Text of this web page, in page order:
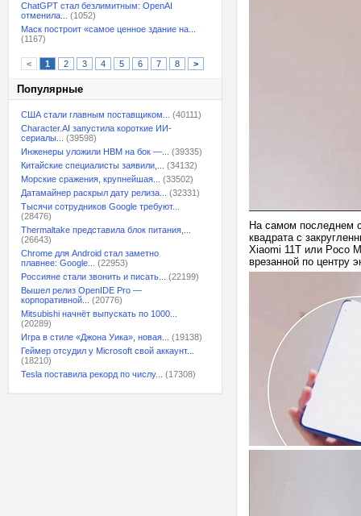
ChatGPT стал безлимитным: OpenAI
отменила...
(1052)
Маск построит «самое ценное здание на...
(1167)
< 1 2 3 4 5 6 7 8 >
Популярные
США стали главным поставщиком...
(40111)
Character.AI запустила короткие ИИ-
сериалы...
(39598)
Инженеры уложили HBM на бок —...
(39335)
Китайские специалисты заявили,...
(34132)
Морские сражения, крупнейшая...
(33502)
Датамайнер раскрыл дату релиза...
(32331)
Тысячи сотрудников Google требуют...
(28476)
Thermaltake представила блок питания,...
(26643)
Chrome для Android стал заметно
плавнее: Google...
(22953)
Россияне стали звонить и писать...
(22199)
Вышел релиз OpenIDE Pro —
корпоративной...
(20776)
Mitsubishi начнёт выпускать по 1000...
(20289)
Игра в стиле «Джона Уика», новая...
(19138)
Геймер отсудил у Microsoft свой аккаунт...
(18210)
Tesla поставила рекорд по числу...
(17308)
На самом последнем
квадрата с
Xiaomi 11T или Poco
врезанной по центру